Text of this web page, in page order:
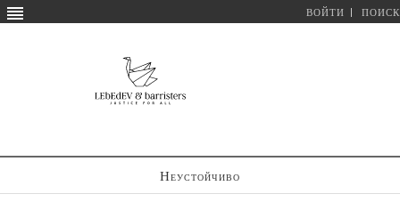
ВОЙТИ ПОИСК
Неустойчиво